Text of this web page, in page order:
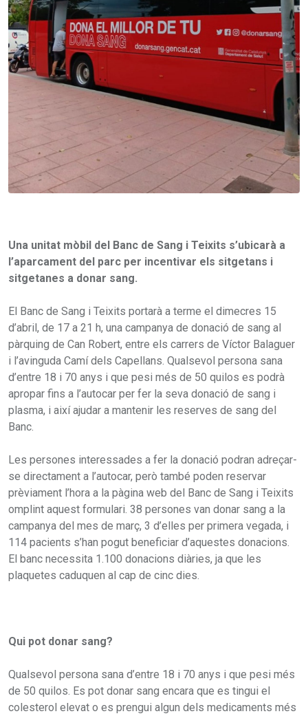
Una unitat mòbil del Banc de Sang i Teixits s’ubicarà a
l’aparcament del parc per incentivar els sitgetans i
sitgetanes a donar sang.
El Banc de Sang i Teixits portarà a terme el dimecres 15
d’abril, de 17 a 21 h, una campanya de donació de sang al
pàrquing de Can Robert, entre els carrers de Víctor Balaguer
i l’avinguda Camí dels Capellans. Qualsevol persona sana
d’entre 18 i 70 anys i que pesi més de 50 quilos es podrà
apropar fins a l’autocar per fer la seva donació de sang i
plasma, i així ajudar a mantenir les reserves de sang del
Banc.
Les persones interessades a fer la donació podran adreçar-
se directament a l’autocar, però també poden reservar
prèviament l’hora a la pàgina web del Banc de Sang i Teixits
omplint aquest formulari. 38 persones van donar sang a la
campanya del mes de març, 3 d’elles per primera vegada, i
114 pacients s’han pogut beneficiar d’aquestes donacions.
El banc necessita 1.100 donacions diàries, ja que les
plaquetes caduquen al cap de cinc dies.
Qui pot donar sang?
Qualsevol persona sana d’entre 18 i 70 anys i que pesi més
de 50 quilos. Es pot donar sang encara que es tingui el
colesterol elevat o es prengui algun dels medicaments més